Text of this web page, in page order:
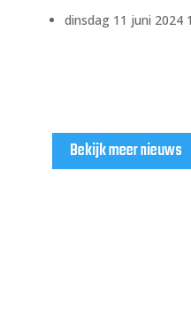
dinsdag 11 juni 2024
Bekijk meer nieuws